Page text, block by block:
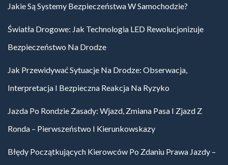
Jakie Są Systemy Bezpieczeństwa W Samochodzie?
Światła Drogowe: Jak Technologia LED Rewolucjonizuje
Bezpieczeństwo Na Drodze
Jak Przewidywać Sytuacje Na Drodze: Obserwacja,
Interpretacja I Bezpieczna Reakcja Na Ryzyko
Jazda Po Rondzie Zasady: Wjazd, Zmiana Pasa I Zjazd Z
Ronda – Pierwszeństwo I Kierunkowskazy
Błędy Początkujących Kierowców Po Zdaniu Prawa Jazdy –